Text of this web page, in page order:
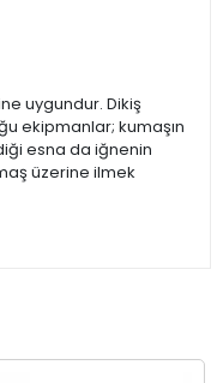
uygundur. Dikiş
ekipmanlar; kumaşın
esna da iğnenin
üzerine ilmek